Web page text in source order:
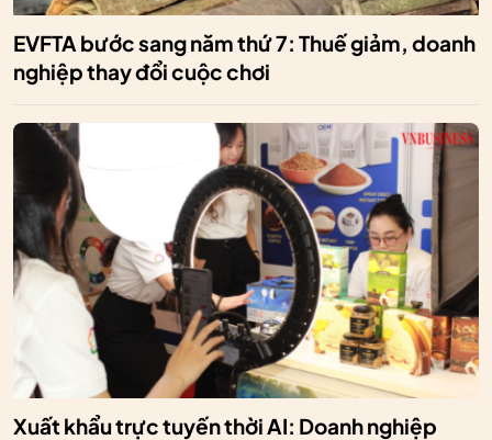
EVFTA bước sang năm thứ 7: Thuế giảm, doanh
nghiệp thay đổi cuộc chơi
Xuất khẩu trực tuyến thời AI: Doanh nghiệp